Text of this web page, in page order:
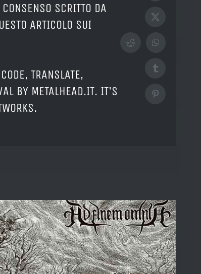
SCRITTO DA
ARTICOLO SUI
TRANSLATE,
BY METALHEAD.IT. IT'S
X
RedditWhatsApp
Tumblr
Pinterest